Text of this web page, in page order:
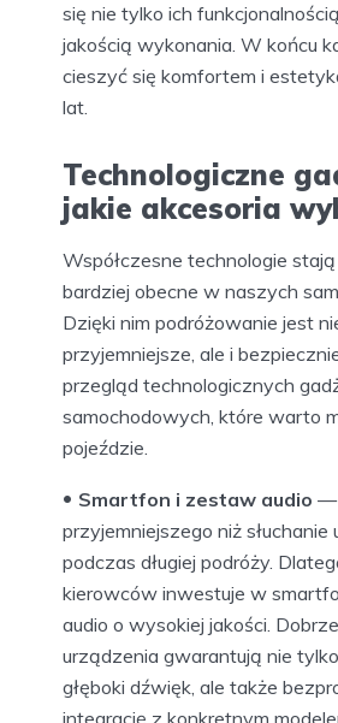
się nie tylko ich
jakością wykonania. W końcu
cieszyć się komfortem i
lat.
Technologiczne
jakie akcesoria
Współczesne technologie
bardziej obecne w naszych
Dzięki nim podróżowanie jest
przyjemniejsze, ale i
przegląd technologicznych
samochodowych, które warto
pojeździe.
Smartfon i zestaw audio —
przyjemniejszego niż słuchanie
podczas długiej podróży.
kierowców inwestuje w
audio o wysokiej jakości.
urządzenia gwarantują nie
głęboki dźwięk, ale także